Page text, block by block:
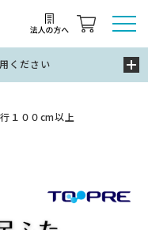
ください
１００cm以上